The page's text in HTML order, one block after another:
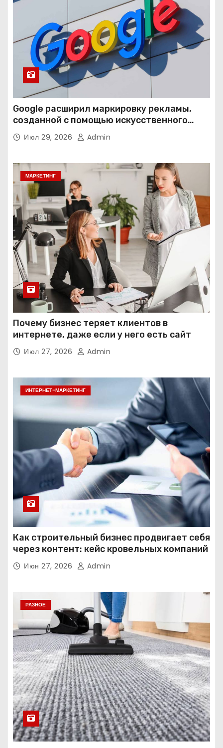
Google расширил маркировку рекламы,
созданной с помощью искусственного
интеллекта
Июл 29, 2026 Admin
МАРКЕТИНГ
Почему бизнес теряет клиентов в
интернете, даже если у него есть сайт
Июл 27, 2026 Admin
ИНТЕРНЕТ-МАРКЕТИНГ
Как строительный бизнес продвигает себя
через контент: кейс кровельных компаний
Июн 27, 2026 Admin
РАЗНОЕ